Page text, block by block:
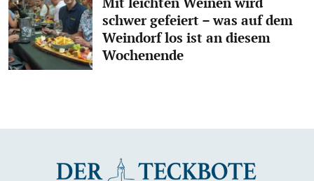
schwer gefeiert – was auf dem
Weindorf los ist an diesem
Wochenende